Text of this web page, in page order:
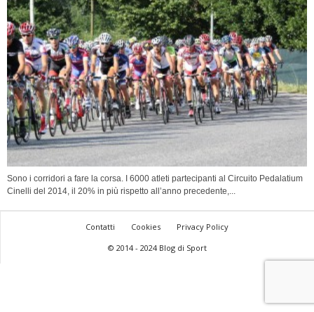
Sono i corridori a fare la corsa. I 6000 atleti partecipanti al Circuito Pedalatium
Cinelli del 2014, il 20% in più rispetto all’anno precedente,...
Contatti Cookies
Privacy Policy
© 2014 - 2024 Blog di Sport